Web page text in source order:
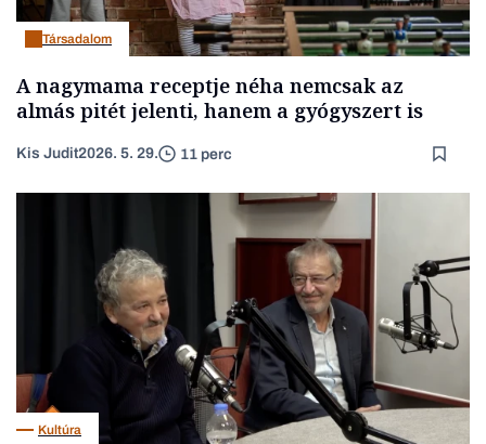
Társadalom
A nagymama receptje néha nemcsak az
almás pitét jelenti, hanem a gyógyszert is
Kis Judit2026. 5. 29. 11 perc
Kultúra